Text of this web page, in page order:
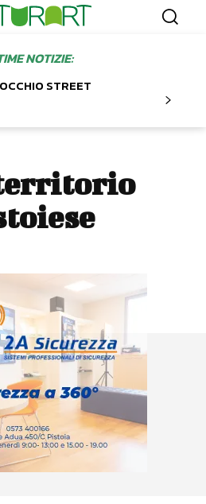
NOTIZIE:
STREET